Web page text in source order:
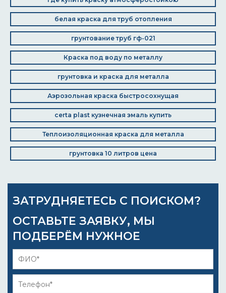
белая краска для труб отопления
грунтование труб гф-021
Краска под воду по металлу
грунтовка и краска для металла
Аэрозольная краска быстросохнущая
certa plast кузнечная эмаль купить
Теплоизоляционная краска для металла
грунтовка 10 литров цена
ЗАТРУДНЯЕТЕСЬ С ПОИСКОМ?
ОСТАВЬТЕ ЗАЯВКУ, МЫ
ПОДБЕРЁМ НУЖНОЕ